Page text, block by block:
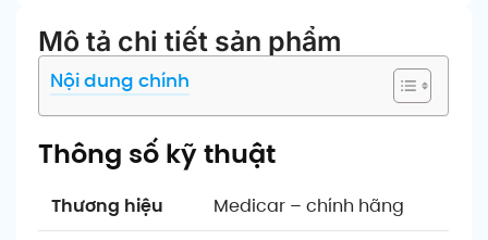
Mô tả chi tiết sản phẩm
Nội dung chính
Thông số kỹ thuật
Thương hiệu
Medicar – chính hãng